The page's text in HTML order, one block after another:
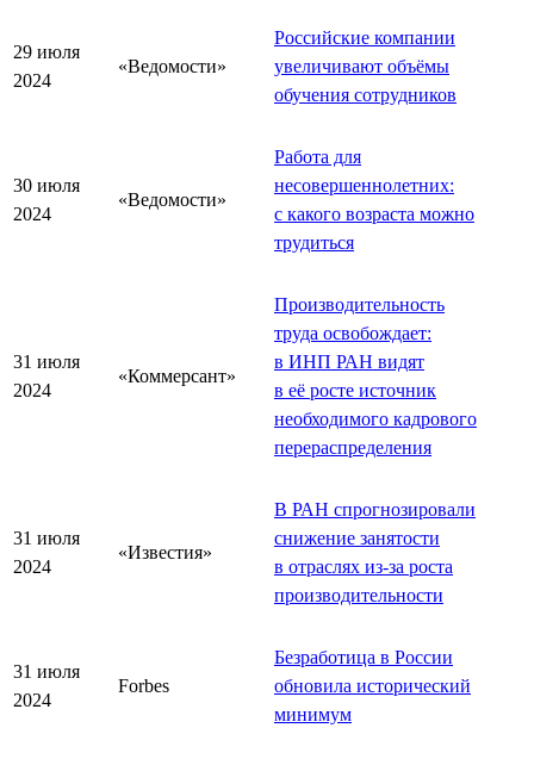
29 июля
2024
«Ведомости»
Российские компании
увеличивают объёмы
обучения сотрудников
30 июля
2024
«Ведомости»
Работа для
несовершеннолетних:
с какого возраста можно
трудиться
31 июля
2024
«Коммерсант»
Производительность
труда освобождает:
в ИНП РАН видят
в её росте источник
необходимого кадрового
перераспределения
31 июля
2024
«Известия»
В РАН спрогнозировали
снижение занятости
в отраслях из-за роста
производительности
31 июля
2024
Forbes
Безработица в России
обновила исторический
минимум